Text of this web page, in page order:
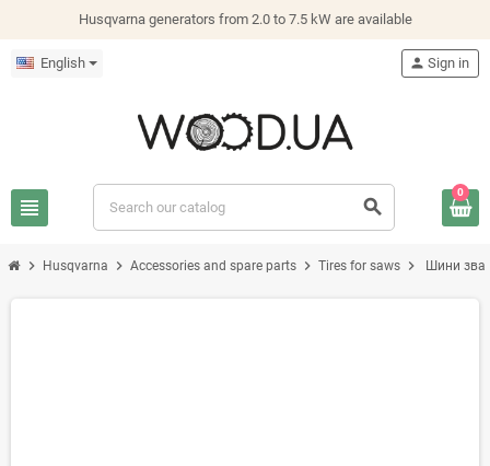
Husqvarna generators from 2.0 to 7.5 kW are available
English
view_headline search
person Sign in
0
chevron_right Husqvarna chevron_right Accessories and spare parts chevron_right Tires for saws chevron_right Шини